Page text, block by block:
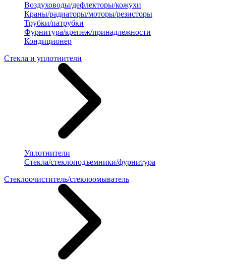
Воздуховоды/дефлекторы/кожухи
Краны/радиаторы/моторы/резисторы
Трубки/патрубки
Фурнитура/крепеж/принадлежности
Кондиционер
Стекла и уплотнители
Уплотнители
Стекла/стеклоподъемники/фурнитура
Стеклоочиститель/стеклоомыватель